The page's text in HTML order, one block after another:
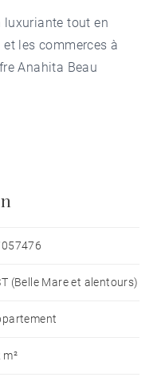
luxuriante tout en
les commerces à
Anahita Beau
synonyme de bien-
innovant, dans un
unique.
optimisés et
offrent une
et fluide au
un confort
(Belle Mare et alentours)
m²